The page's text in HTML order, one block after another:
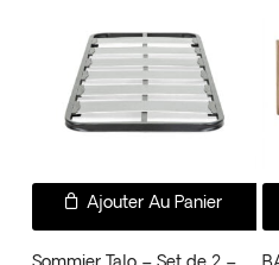
Ajouter Au Panier